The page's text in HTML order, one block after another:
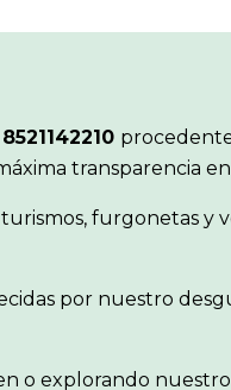
transparencia
furgonetas y
por nuestro
o explorando